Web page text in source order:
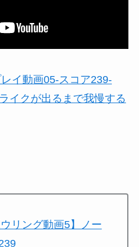
イ動画05-スコア239-
イクが出るまで我慢する
ウリング動画5】ノー